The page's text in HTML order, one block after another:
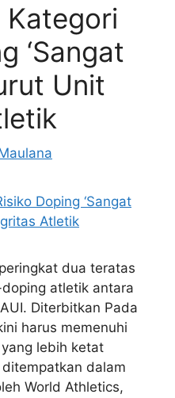
Kategori
‘Sangat
Unit
dua teratas
atletik antara
Diterbitkan Pada
harus memenuhi
lebih ketat
dalam
World Athletics,